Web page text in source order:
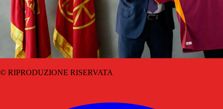
© RIPRODUZIONE RISERVATA